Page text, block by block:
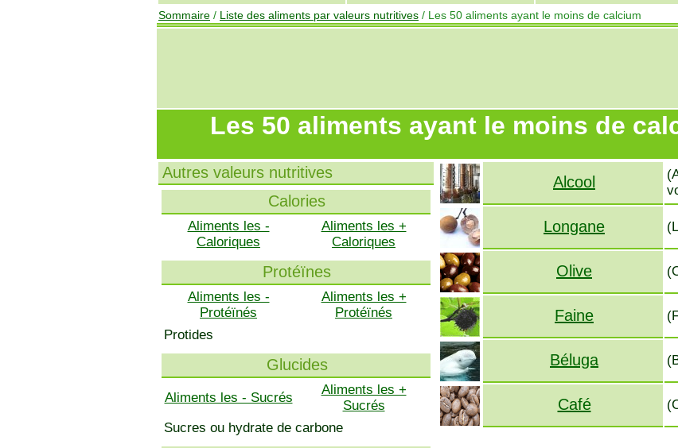
Sommaire / Liste des aliments par valeurs nutritives / Les 50 aliments ayant le moins de calcium
Les 50 aliments ayant le moins de
Autres valeurs nutritives
Calories
Aliments les -
Caloriques
Aliments les +
Caloriques
Protéïnes
Aliments les -
Protéïnés
Aliments les +
Protéïnés
Protides
Glucides
Aliments les - Sucrés
Aliments les +
Sucrés
Sucres ou hydrate de carbone
Alcool
Longane
Olive
Faine
Béluga
Café